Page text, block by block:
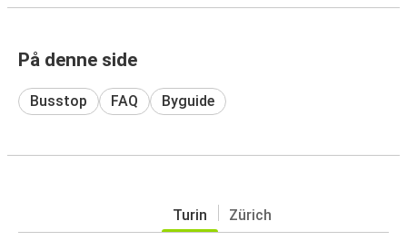
På denne side
Busstop FAQ Byguide
Turin Zürich